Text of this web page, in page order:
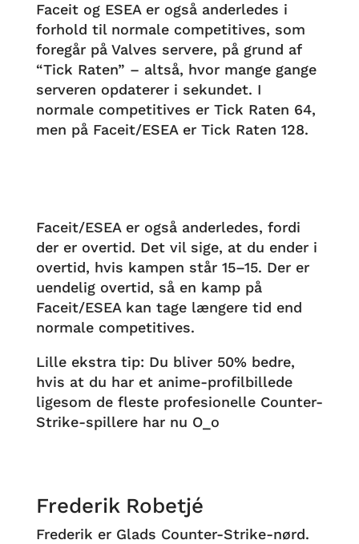
Faceit og ESEA er også anderledes i
forhold til normale competitives, som
foregår på Valves servere, på grund af
“Tick Raten” – altså, hvor mange gange
serveren opdaterer i sekundet. I
normale competitives er Tick Raten 64,
men på Faceit/ESEA er Tick Raten 128.
Faceit/ESEA er også anderledes, fordi
der er overtid. Det vil sige, at du ender i
overtid, hvis kampen står 15–15. Der er
uendelig overtid, så en kamp på
Faceit/ESEA kan tage længere tid end
normale competitives.
Lille ekstra tip: Du bliver 50% bedre,
hvis at du har et anime-profilbillede
ligesom de fleste profesionelle Counter-
Strike-spillere har nu O_o
Frederik Robetjé
Frederik er Glads Counter-Strike-nørd.